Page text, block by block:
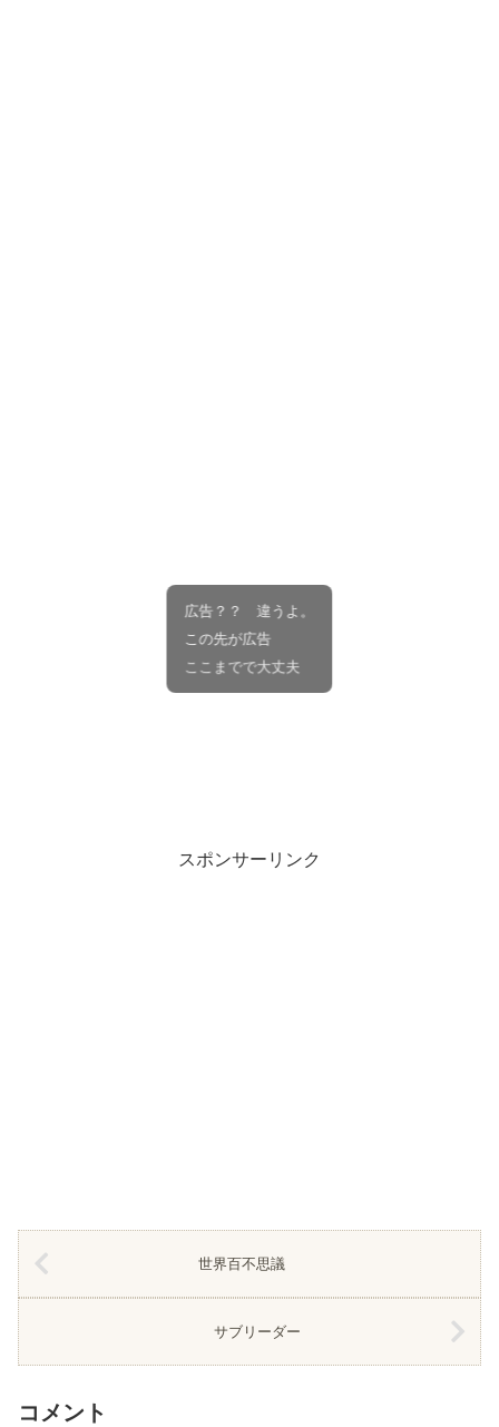
スポンサーリンク
世界百不思議
サブリーダー
コメント
広告？？ 違うよ。
この先が広告
ここまでで大丈夫